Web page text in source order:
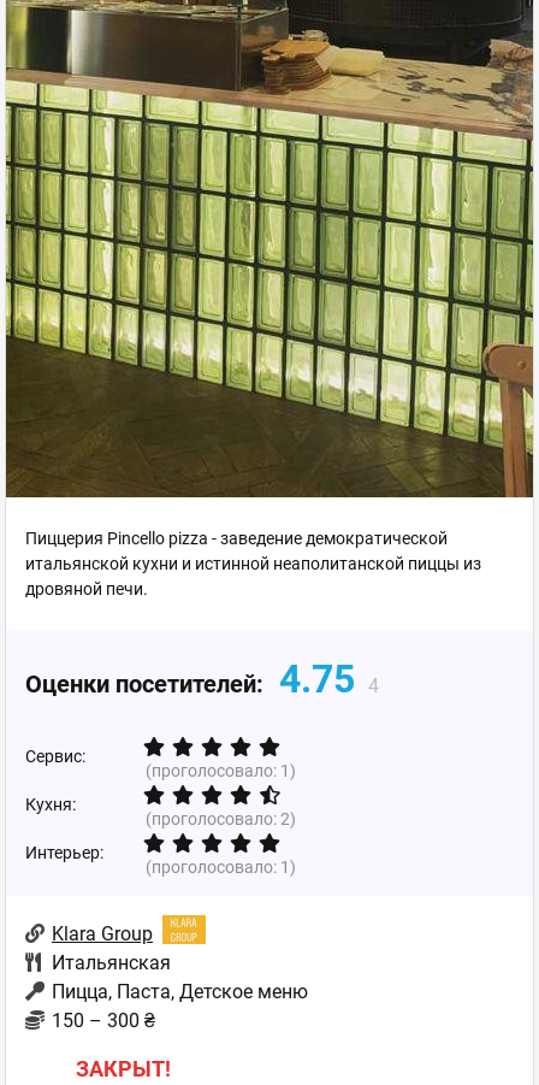
Пиццерия Pincello pizza - заведение демократической
итальянской кухни и истинной неаполитанской пиццы из
дровяной печи.
Оценки посетителей: 4.75 4
Сервис:
(проголосовало: 1)
Кухня:
(проголосовало:2)
Интерьер:
(проголосовало: 1)
Klara Group
Итальянская
Пицца, Паста, Детское меню
150 – 300 ₴
ЗАКРЫТ!